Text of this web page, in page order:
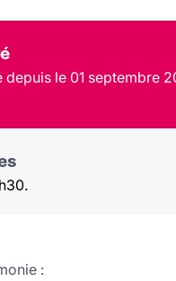
depuis le 01 septembre
: